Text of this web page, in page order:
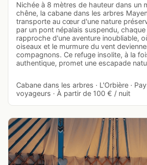
Nichée à 8 mètres de hauteur dans un
chêne, la cabane dans les arbres
transporte au cœur d'une nature
par un pont népalais suspendu,
rapproche d'une aventure inoubliable,
oiseaux et le murmure du vent
compagnons. Ce refuge insolite, à la
authentique, promet une escapade
Cabane dans les arbres · L'Orbière ·
voyageurs · À partir de 100 € / nuit